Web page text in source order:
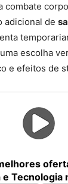
combate
adicional de
escolha
e efeitos de
Tecnologia